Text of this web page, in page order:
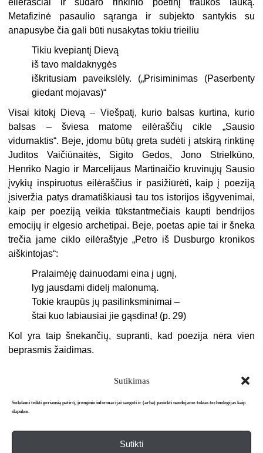
Sutikimas
Siekdami teikti geriausią patirtį, įrenginio informacijai saugoti ir (arba) pasiekti naudojame tokias technologijas kaip
slapukus.
Sutikti
Metafizinė pasaulio sąranga ir subjekto santykis su
anapusybe čia gali būti nusakytas tokiu trieiliu
Tikiu kvepiantį Dievą
iš tavo maldaknygės
iškritusiam paveikslėly. („Prisiminimas (Paserbenty
giedant mojavas)“
Visai kitokį Dievą – Viešpatį, kurio balsas kurtina, kurio
balsas – šviesa matome eilėraščių cikle „Sausio
vidurnaktis“. Beje, įdomu būtų greta sudėti į atskirą rinktinę
Juditos Vaičiūnaitės, Sigito Gedos, Jono Strielkūno,
Henriko Nagio ir Marcelijaus Martinaičio kruvinųjų Sausio
įvykių inspiruotus eilėraščius ir pasižiūrėti, kaip į poeziją
įsiveržia patys dramatiškiausi tau tos istorijos išgyvenimai,
kaip per poeziją veikia tūkstantmečiais kaupti bendrijos
emocijų ir elgesio archetipai. Beje, poetas apie tai ir šneka
trečia jame ciklo eilėraštyje „Petro iš Dusburgo kronikos
aiškintojas“:
Pralaimėję dainuodami eina į ugnį,
lyg jausdami didelį malonumą.
Tokie kraupūs jų pasilinksminimai –
štai kuo labiausiai jie gąsdina! (p. 29)
Kol yra taip šnekančių, supranti, kad poezija nėra vien
beprasmis žaidimas.